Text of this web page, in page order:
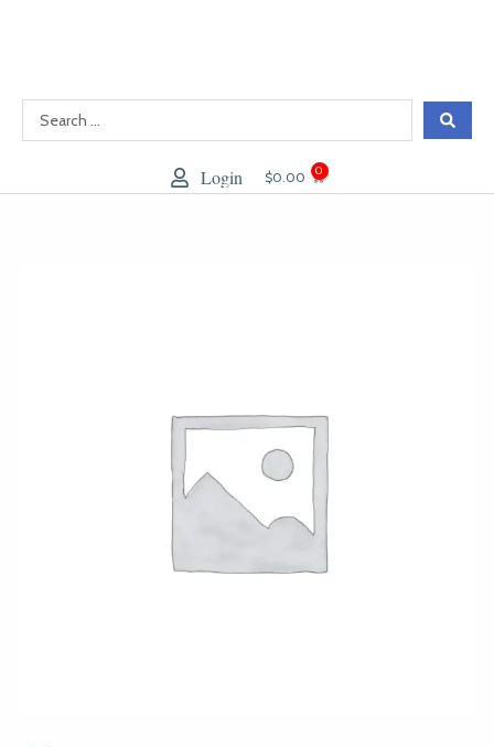
Login $0.00 0大
车